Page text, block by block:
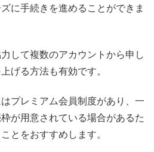
に手続きを進めることができま
して複数のアカウントから申し
げる方法も有効です。
プレミアム会員制度があり、一
が用意されている場合があるた
とをおすすめします。